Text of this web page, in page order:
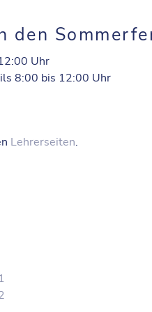
den
Uhr
8:00 bis 12:00 Uhr
Lehrerseiten.